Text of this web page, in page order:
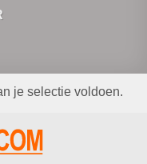
je selectie voldoen.